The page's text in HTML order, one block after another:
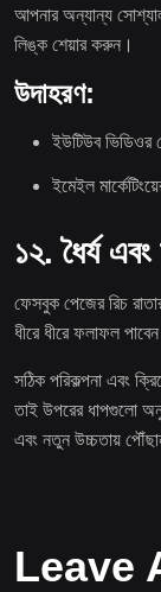
আপনার অন্যান্য
লিঙ্ক শেয়ার করুন।
উদাহরণ:
ইউটিউব ভিডিওর
ইমেইল
১২. ধৈর্য
ফেসবুক পেজের রিচ
ধীরে ধীরে ফলাফল
সঠিক পরিকল্পনা এবং
তাই উপরের ধাপগুলো
এবং নতুন উচ্চতায়
Leave